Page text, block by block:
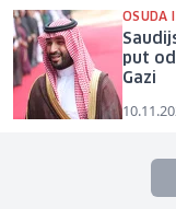
OSUDA
put
Gazi